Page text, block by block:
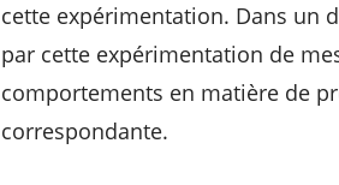
cette expérimentation. Dans un
par cette expérimentation de
comportements en matière de
correspondante.